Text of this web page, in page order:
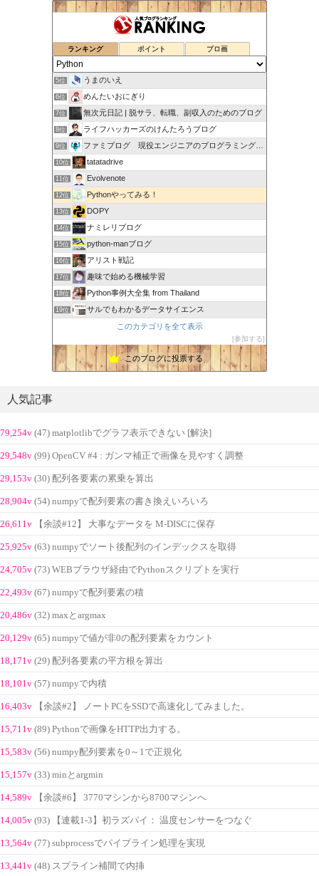
ランキング ポイント ブロ画
5位 うまのいえ
6位 めんたいおにぎり
7位 無次元日記 | 脱サラ、転職、副収入のためのブログ
8位 ライフハッカーズのけんたろうブログ
9位 ファミプログ 現役エンジニアのプログラミング入門講座
10位 tatatadrive
11位 Evolvenote
12位 Pythonやってみる！
13位 DOPY
14位 ナミレリブログ
15位 python-manブログ
16位 アリスト戦記
17位 趣味で始める機械学習
18位 Python事例大全集 from Thailand
19位 サルでもわかるデータサイエンス
このカテゴリを全て表示
参加する
このブログに投票する
人気記事
79,254v (47) matplotlibでグラフ表示できない [解決]
29,548v (99) OpenCV #4 : ガンマ補正で画像を見やすく調整
29,153v (30) 配列各要素の累乗を算出
28,904v (54) numpyで配列要素の書き換えいろいろ
26,611v 【余談#12】 大事なデータを M-DISCに保存
25,925v (63) numpyでソート後配列のインデックスを取得
24,705v (73) WEBブラウザ経由でPythonスクリプトを実行
22,493v (67) numpyで配列要素の積
20,486v (32) maxとargmax
20,129v (65) numpyで値が非0の配列要素をカウント
18,171v (29) 配列各要素の平方根を算出
18,101v (57) numpyで内積
16,403v 【余談#2】 ノートPCをSSDで高速化してみました。
15,711v (89) Pythonで画像をHTTP出力する。
15,583v (56) numpy配列要素を0～1で正規化
15,157v (33) minとargmin
14,589v 【余談#6】 3770マシンから8700マシンへ
14,005v (93) 【連載1-3】初ラズパイ： 温度センサーをつなぐ
13,564v (77) subprocessでパイプライン処理を実現
13,441v (48) スプライン補間で内挿